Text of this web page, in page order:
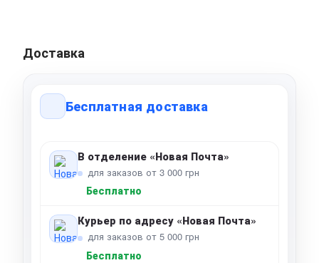
Доставка
Бесплатная доставка
В отделение «Новая Почта»
для заказов от 3 000 грн
Бесплатно
Курьер по адресу «Новая Почта»
для заказов от 5 000 грн
Бесплатно